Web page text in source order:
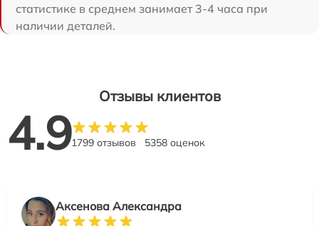
статистике в среднем занимает 3-4 часа при
наличии деталей.
Отзывы клиентов
4.91799 отзывов 5358 оценок
Аксенова Александра